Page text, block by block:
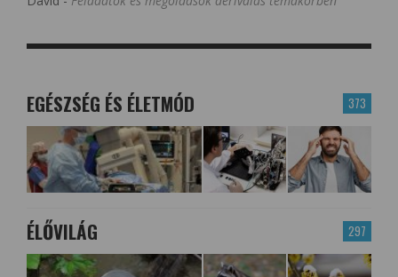
373
EGÉSZSÉG ÉS ÉLETMÓD
297
ÉLŐVILÁG